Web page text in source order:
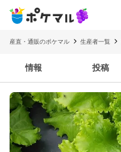
産直・通販のポケマル 生産者一覧
情報 投稿